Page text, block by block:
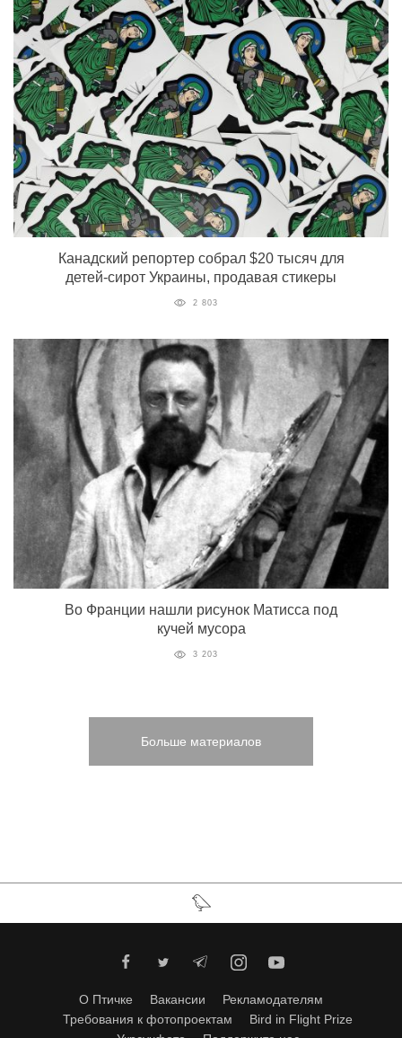
Канадский репортер собрал $20 тысяч для
детей-сирот Украины, продавая стикеры
2 803
Во Франции нашли рисунок Матисса под
кучей мусора
3 203
Больше материалов
О Птичке Вакансии
Рекламодателям
Требования к фотопроектам
Bird in Flight Prize